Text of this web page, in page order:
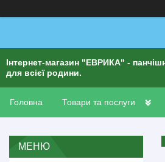
Інтернет-магазин "ЕВРИКА" -
для всієї родини.
Головна Товари та послуги